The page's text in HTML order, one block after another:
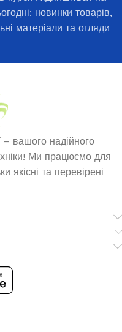
новинки товарів,
матеріали та огляди
– вашого надійного
Ми працюємо для
якісні та перевірені